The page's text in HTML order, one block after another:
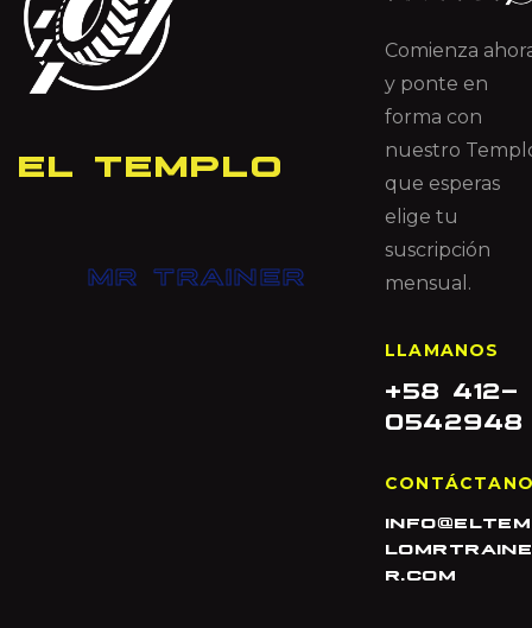
EL TEMPLO
MR TRAINER
Comienza
y ponte en
forma con
nuestro
que esperas
elige tu
suscripción
mensual.
LLAMANOS
+58 412-
0542948
lomrtraine
r.com